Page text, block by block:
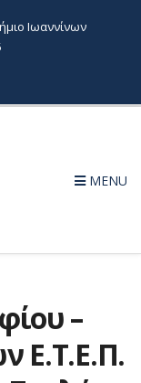
Ιωαννίνων
MENU
–
Ε.Τ.Ε.Π.